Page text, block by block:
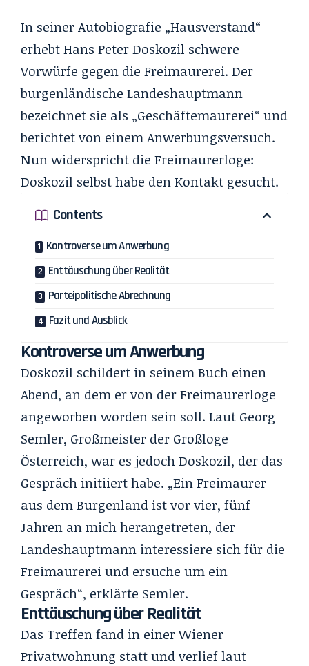
In seiner Autobiografie „Hausverstand“
erhebt Hans Peter Doskozil schwere
Vorwürfe gegen die Freimaurerei. Der
burgenländische Landeshauptmann
bezeichnet sie als „Geschäftemaurerei“ und
berichtet von einem Anwerbungsversuch.
Nun widerspricht die Freimaurerloge:
Doskozil selbst habe den Kontakt gesucht.
Contents
Kontroverse um Anwerbung
Enttäuschung über Realität
Parteipolitische Abrechnung
Fazit und Ausblick
Kontroverse um Anwerbung
Doskozil schildert in seinem Buch einen
Abend, an dem er von der Freimaurerloge
angeworben worden sein soll. Laut Georg
Semler, Großmeister der Großloge
Österreich, war es jedoch Doskozil, der das
Gespräch initiiert habe. „Ein Freimaurer
aus dem Burgenland ist vor vier, fünf
Jahren an mich herangetreten, der
Landeshauptmann interessiere sich für die
Freimaurerei und ersuche um ein
Gespräch“, erklärte Semler.
Enttäuschung über Realität
Das Treffen fand in einer Wiener
Privatwohnung statt und verlief laut